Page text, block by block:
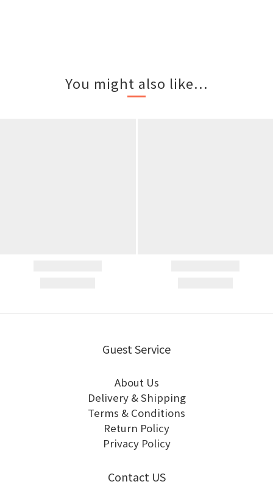
You might also like...
Guest Service
About Us
Delivery & Shipping
Terms & Conditions
Return Policy
Privacy Policy
Contact US